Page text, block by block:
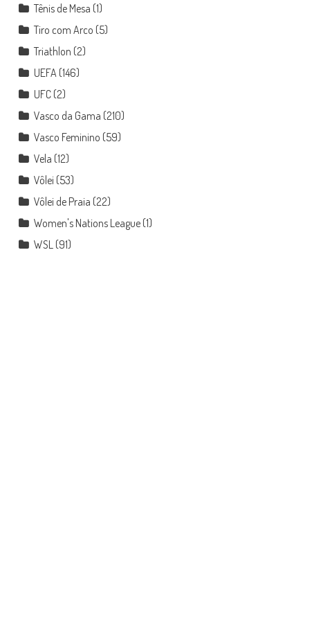
Tênis de Mesa (1)
Tiro com Arco (5)
Triathlon (2)
UEFA (146)
UFC(2)
Vasco da Gama (210)
Vasco Feminino (59)
Vela (12)
Vôlei (53)
Vôlei de Praia (22)
Women's Nations League(1)
WSL (91)